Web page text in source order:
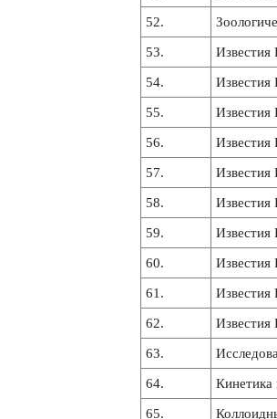
52.
53. Известия
54. Известия
55. Известия
56. Известия
57. Известия
58. Известия
59. Известия
60. Известия
61. Известия
62. Известия
63.
64. Кинетика
65.